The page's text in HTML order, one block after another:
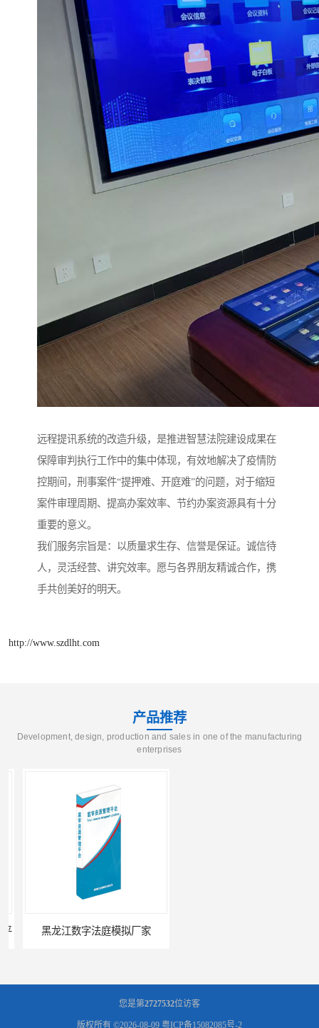
远程提讯系统的改造升级，是推进智慧法院建设成果在
保障审判执行工作中的集中体现，有效地解决了疫情防
控期间，刑事案件“提押难、开庭难”的问题，对于缩短
案件审理周期、提高办案效率、节约办案资源具有十分
重要的意义。
我们服务宗旨是：以质量求生存、信誉是保证。诚信待
人，灵活经营、讲究效率。愿与各界朋友精诚合作，携
手共创美好的明天。
http://www.szdlht.com
产品推荐
Development, design, production and sales in one of the manufacturing
enterprises
黑龙江数字法庭模拟厂家
您是第2727532位访客
版权所有 ©2026-08-09 粤ICP备15082085号-2